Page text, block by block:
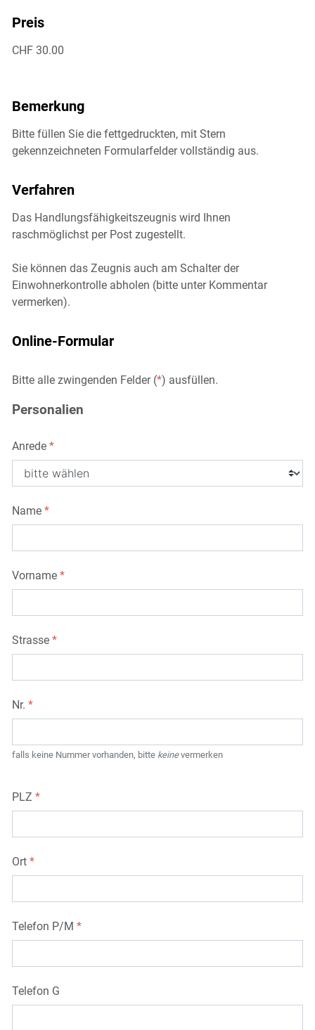
Preis
CHF 30.00
Bemerkung
Bitte füllen Sie die fettgedruckten, mit Stern
gekennzeichneten Formularfelder vollständig aus.
Verfahren
Das Handlungsfähigkeitszeugnis wird Ihnen
raschmöglichst per Post zugestellt.
Sie können das Zeugnis auch am Schalter der
Einwohnerkontrolle abholen (bitte unter Kommentar
vermerken).
Online-Formular
Bitte alle zwingenden Felder (*) ausfüllen.
Personalien
Anrede *
Name *
Vorname *
Strasse *
Nr. *
falls keine Nummer vorhanden, bitte keinevermerken
PLZ *
Ort *
Telefon P/M *
Telefon G